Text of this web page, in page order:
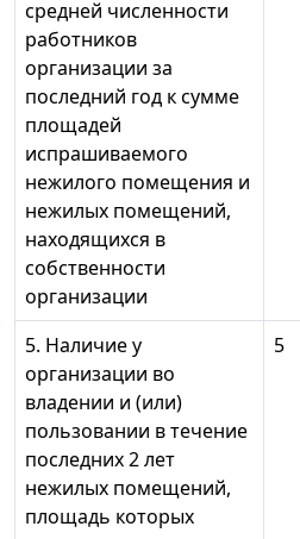
средней численности
работников
организации за
последний год к сумме
площадей
испрашиваемого
нежилого помещения и
нежилых помещений,
находящихся в
собственности
организации
5. Наличие у
организации во
владении и (или)
пользовании в течение
последних 2 лет
нежилых помещений,
площадь которых
5